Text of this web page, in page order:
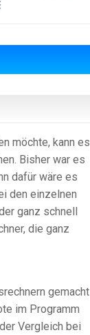
möchte, kann es
Bisher war es
dafür wäre es
den einzelnen
ganz schnell
die ganz
gemacht
im Programm
Vergleich bei